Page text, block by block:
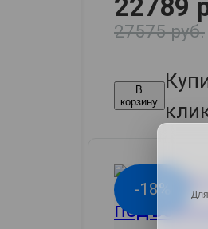
22789
27575 руб.
В
корзину
-18%